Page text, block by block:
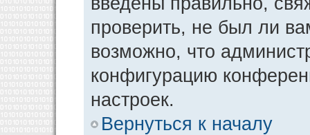
проверить, не был ли
возможно, что
конфигурацию
настроек.
Вернуться к началу